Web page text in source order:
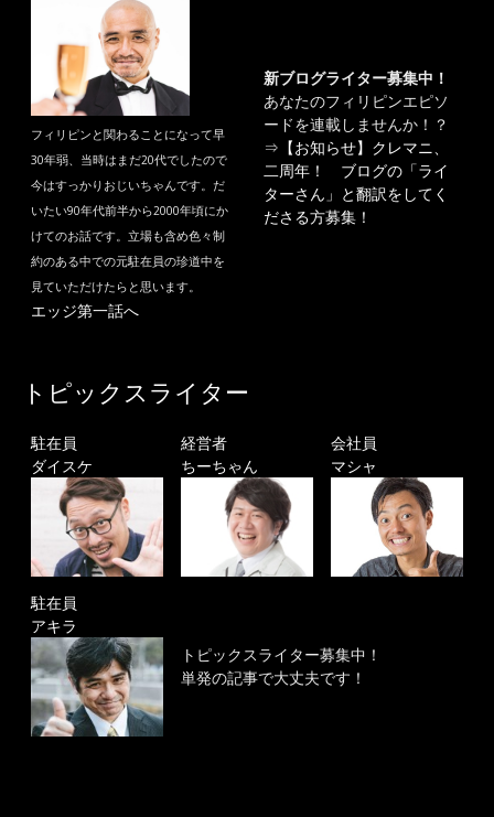
フィリピンと関わることになって早
30年弱、当時はまだ20代でしたので
今はすっかりおじいちゃんです。だ
いたい90年代前半から2000年頃にか
けてのお話です。立場も含め色々制
約のある中での元駐在員の珍道中を
見ていただけたらと思います。
エッジ第一話へ
新ブログライター募集中！
あなたのフィリピンエピソ
ードを連載しませんか！？
⇒ 【お知らせ】クレマニ、
二周年！ ブログの「ライ
ターさん」と翻訳をしてく
ださる方募集！
トピックスライター
駐在員
ダイスケ
経営者
ちーちゃん
会社員
マシャ
駐在員
アキラ
トピックスライター募集中！
単発の記事で大丈夫です！